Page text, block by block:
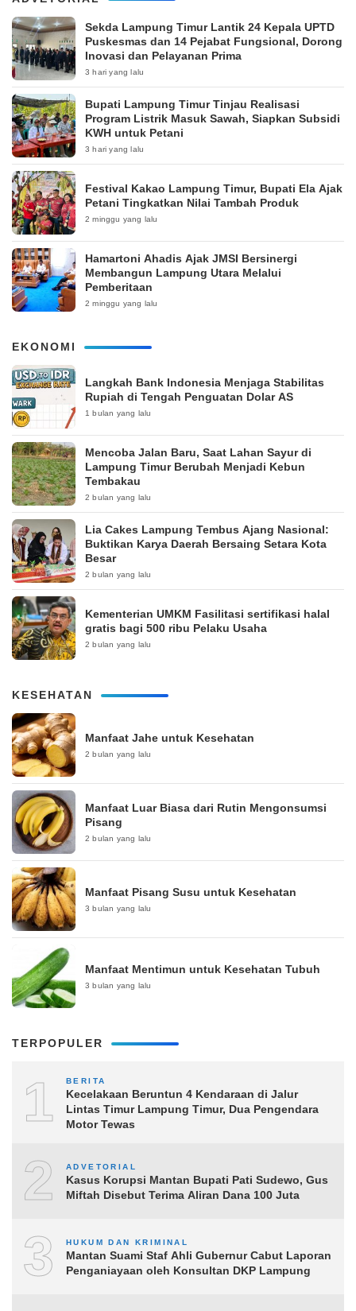
‎Sekda Lampung Timur Lantik 24 Kepala UPTD
Puskesmas dan 14 Pejabat Fungsional, Dorong
Inovasi dan Pelayanan Prima
3 hari yang lalu
Bupati Lampung Timur Tinjau Realisasi
Program Listrik Masuk Sawah, Siapkan Subsidi
KWH untuk Petani
3 hari yang lalu
‎Festival Kakao Lampung Timur, Bupati Ela Ajak
Petani Tingkatkan Nilai Tambah Produk
2 minggu yang lalu
Hamartoni Ahadis Ajak JMSI Bersinergi
Membangun Lampung Utara Melalui
Pemberitaan
2 minggu yang lalu
EKONOMI
Langkah Bank Indonesia Menjaga Stabilitas
Rupiah di Tengah Penguatan Dolar AS
1 bulan yang lalu
Mencoba Jalan Baru, Saat Lahan Sayur di
Lampung Timur Berubah Menjadi Kebun
Tembakau
2 bulan yang lalu
Lia Cakes Lampung Tembus Ajang Nasional:
Buktikan Karya Daerah Bersaing Setara Kota
Besar
2 bulan yang lalu
Kementerian UMKM Fasilitasi sertifikasi halal
gratis bagi 500 ribu Pelaku Usaha
2 bulan yang lalu
KESEHATAN
Manfaat Jahe untuk Kesehatan
2 bulan yang lalu
Manfaat Luar Biasa dari Rutin Mengonsumsi
Pisang
2 bulan yang lalu
Manfaat Pisang Susu untuk Kesehatan
3 bulan yang lalu
Manfaat Mentimun untuk Kesehatan Tubuh
3 bulan yang lalu
TERPOPULER
1 BERITA
Kecelakaan Beruntun 4 Kendaraan di Jalur
Lintas Timur Lampung Timur, Dua Pengendara
Motor Tewas
2 ADVETORIAL
Kasus Korupsi Mantan Bupati Pati Sudewo, Gus
Miftah Disebut Terima Aliran Dana 100 Juta
3 HUKUM DAN KRIMINAL
Mantan Suami Staf Ahli Gubernur Cabut Laporan
Penganiayaan oleh Konsultan DKP Lampung